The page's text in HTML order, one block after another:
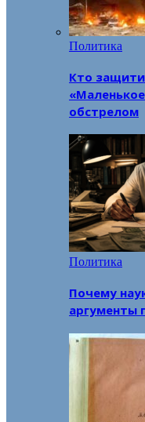
Политика
Кто
обстрелом
Политика
Почему
аргументы